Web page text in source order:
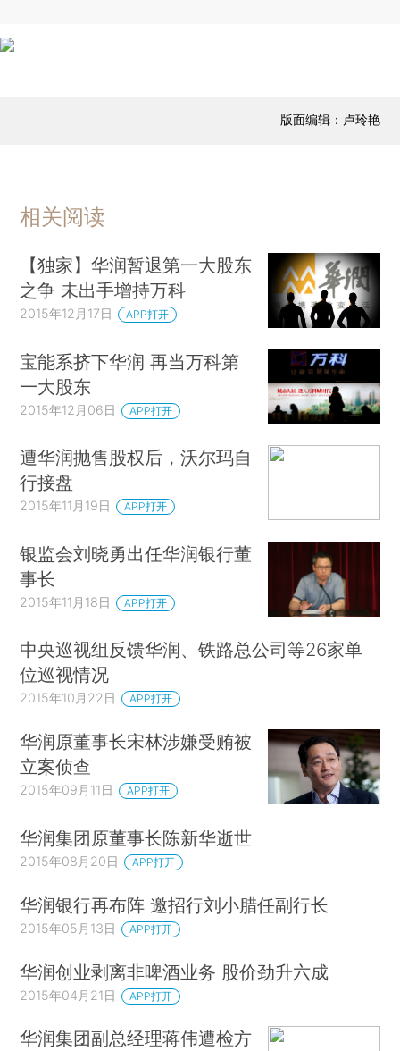
版面编辑：卢玲艳
相关阅读
【独家】华润暂退第一大股东
之争 未出手增持万科
2015年12月17日 APP打开
宝能系挤下华润 再当万科第
一大股东
2015年12月06日 APP打开
遭华润抛售股权后，沃尔玛自
行接盘
2015年11月19日 APP打开
银监会刘晓勇出任华润银行董
事长
2015年11月18日 APP打开
中央巡视组反馈华润、铁路总公司等26家单
位巡视情况
2015年10月22日 APP打开
华润原董事长宋林涉嫌受贿被
立案侦查
2015年09月11日 APP打开
华润集团原董事长陈新华逝世
2015年08月20日 APP打开
华润银行再布阵 邀招行刘小腊任副行长
2015年05月13日 APP打开
华润创业剥离非啤酒业务 股价劲升六成
2015年04月21日 APP打开
华润集团副总经理蒋伟遭检方